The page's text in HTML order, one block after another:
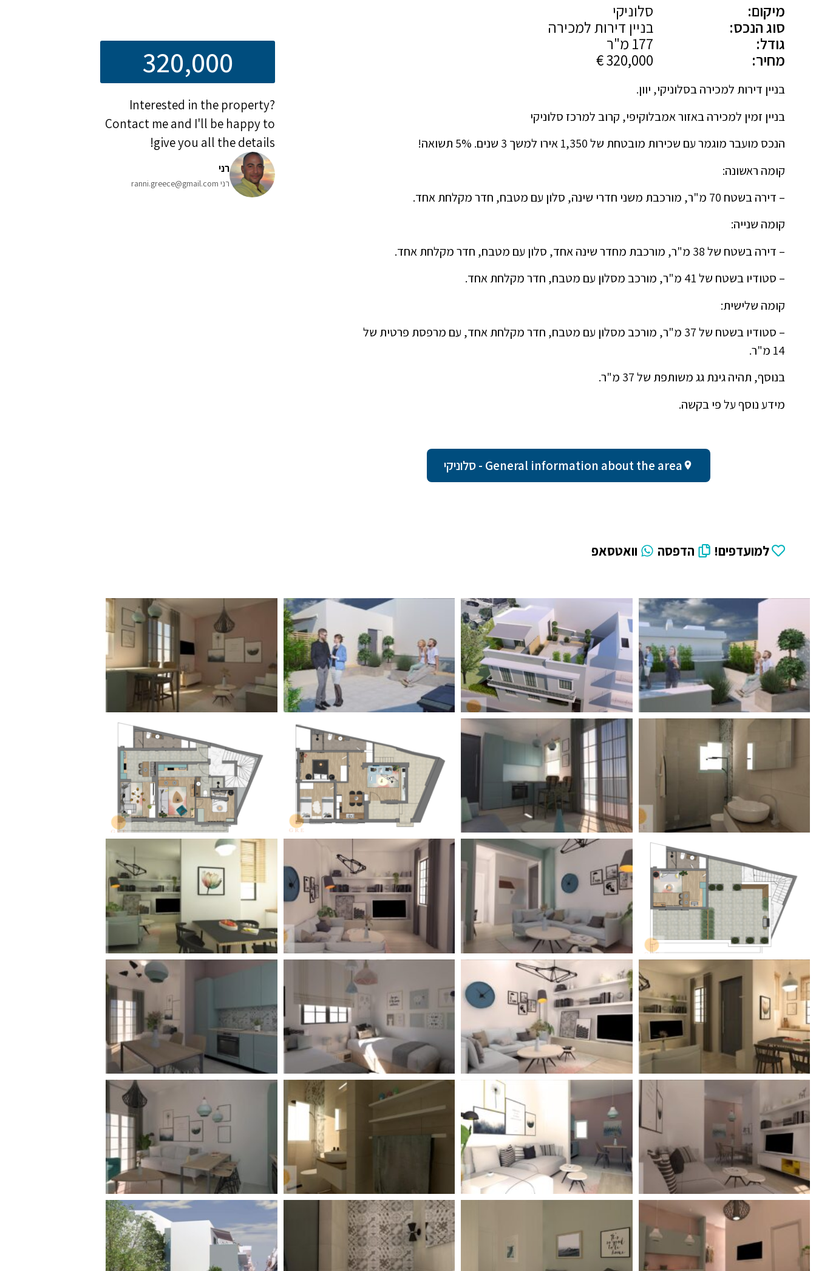
מיקום:
סלוניקי
סוג הנכס:
בניין דירות למכירה
גודל:
מחיר:
בניין דירות למכירה בסלוניקי, יוון.
בניין זמין למכירה באזור אמבלוקיפי, קרוב למרכז סלוניקי
הנכס מועבר מוגמר עם שכירות מובטחת של 1,350 אירו למשך 3 שנים. 5% תשואה!
קומה ראשונה:
– דירה בשטח 70 מ"ר, מורכבת משני חדרי שינה, סלון עם מטבח, חדר מקלחת אחד.
קומה שנייה:
– דירה בשטח של 38 מ"ר, מורכבת מחדר שינה אחד, סלון עם מטבח, חדר מקלחת אחד.
– סטודיו בשטח של 41 מ"ר, מורכב מסלון עם מטבח, חדר מקלחת אחד.
קומה שלישית:
– סטודיו בשטח של 37 מ"ר, מורכב מסלון עם מטבח, חדר מקלחת אחד, עם מרפסת פרטית של
14 מ"ר.
בנוסף, תהיה גינת גג משותפת של 37 מ"ר.
מידע נוסף על פי בקשה.
General information about the area - סלוניקי
למועדפים! הדפסה וואטסאפ
320,000
Interested in the property?
Contact me and I'll be happy to
give you all the details!
רני
רני ranni.greece@gmail.com